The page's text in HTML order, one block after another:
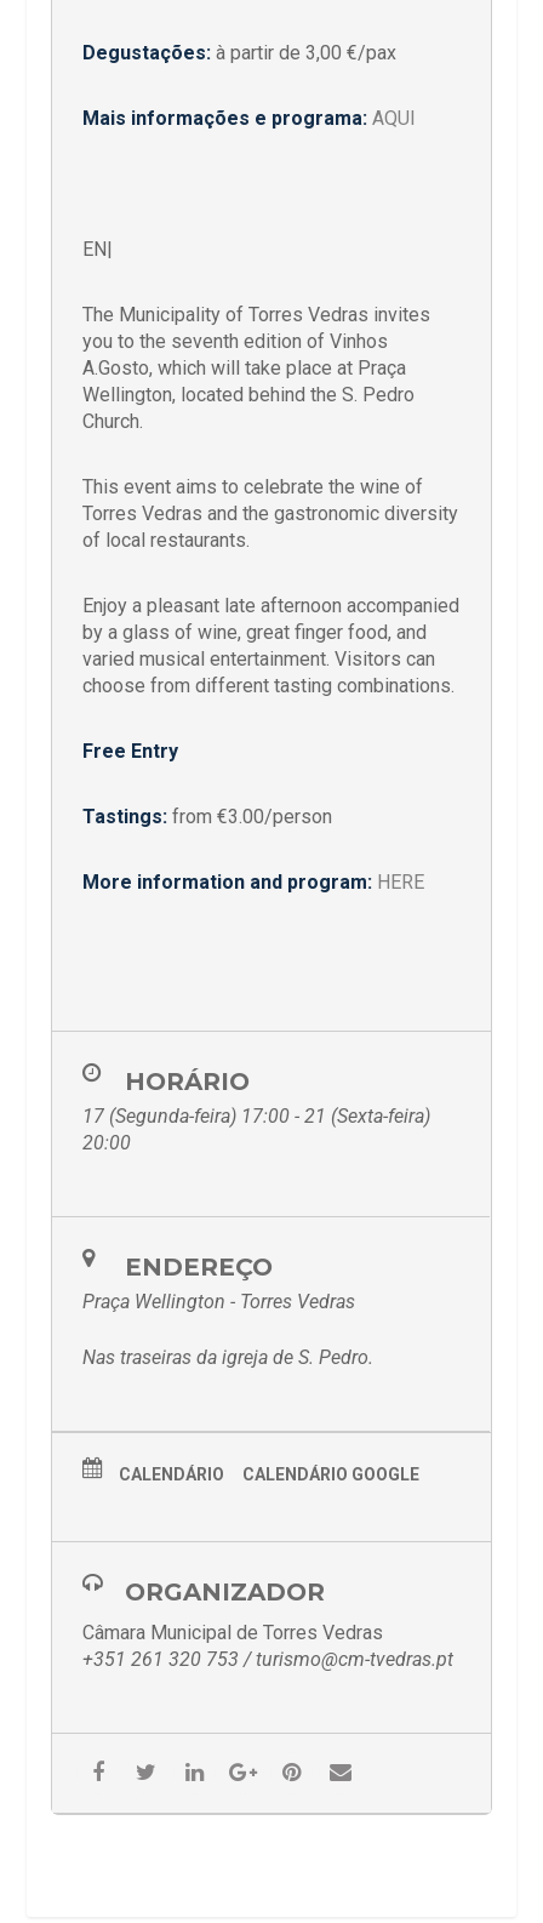
Degustações: à partir de 3,00 €/pax
Mais informações e programa: AQUI
EN|
The Municipality of Torres Vedras invites
you to the seventh edition of Vinhos
A.Gosto, which will take place at Praça
Wellington, located behind the S. Pedro
Church.
This event aims to celebrate the wine of
Torres Vedras and the gastronomic diversity
of local restaurants.
Enjoy a pleasant late afternoon accompanied
by a glass of wine, great finger food, and
varied musical entertainment. Visitors can
choose from different tasting combinations.
Free Entry
Tastings: from €3.00/person
More information and program: HERE
HORÁRIO
17 (Segunda-feira) 17:00 - 21 (Sexta-feira)
20:00
ENDEREÇO
Praça Wellington - Torres Vedras
Nas traseiras da igreja de S. Pedro.
CALENDÁRIO CALENDÁRIO GOOGLE
ORGANIZADOR
Câmara Municipal de Torres Vedras
+351 261 320 753 / turismo@cm-tvedras.pt